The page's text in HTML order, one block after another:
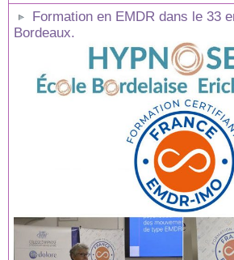
Formation en EMDR dans le 33
Bordeaux.